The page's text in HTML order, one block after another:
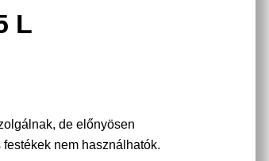
L
de előnyösen
nem használhatók.